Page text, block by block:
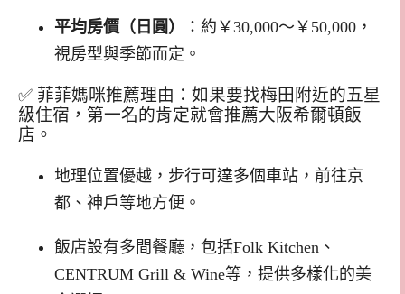
平均房價（日圓）
：約￥30,000～￥50,000，
視房型與季節而定。​
✅ 菲菲媽咪推薦理由：如果要找梅田附近的五星
級住宿，第一名的肯定就會推薦大阪希爾頓飯
店。
地理位置優越，步行可達多個車站，前往京
都、神戶等地方便。
飯店設有多間餐廳，包括Folk Kitchen、
CENTRUM Grill & Wine等，提供多樣化的美